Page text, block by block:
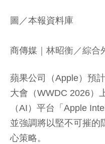
圖／本報資料庫
商傳媒 ｜林昭衡／綜合
蘋果公司（Apple）預
大會（WWDC 2026）
（AI）平台「Apple
並強調將以堅不可摧的
心策略。